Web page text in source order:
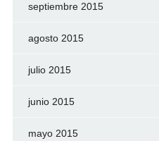
septiembre 2015
agosto 2015
julio 2015
junio 2015
mayo 2015